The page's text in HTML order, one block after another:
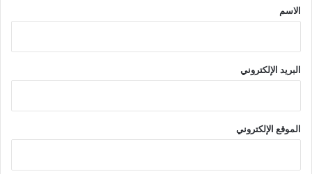
*
الاسم
البريد الإلكتروني
الموقع الإلكتروني